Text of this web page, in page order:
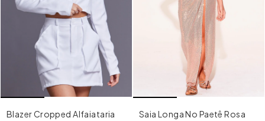
Blazer Cropped Alfaiataria
Saia Longa No Paetê Rosa